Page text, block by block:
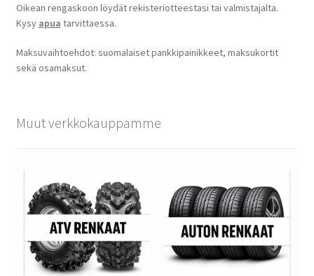
Oikean rengaskoon löydät rekisteriotteestasi tai valmistajalta.
Kysy apua tarvittaessa.
Maksuvaihtoehdot: suomalaiset pankkipainikkeet, maksukortit
sekä osamaksut.
Muut verkkokauppamme